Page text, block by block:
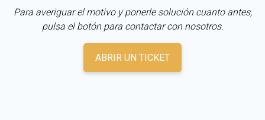
Para averiguar el motivo y ponerle solución cuanto antes,
pulsa el botón para contactar con nosotros.
ABRIR UN TICKET